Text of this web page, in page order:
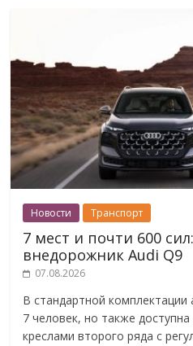
Новости Транспорт
7 мест и почти 600
внедорожник Audi Q9
07.08.2026
В стандартной
7 человек, но также
креслами второго ряда с